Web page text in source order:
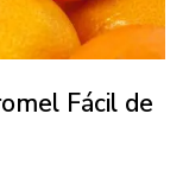
Fácil de